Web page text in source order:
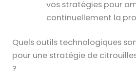
vos stratégies pour
continuellement la
Quels outils technologiques
pour une stratégie de
?